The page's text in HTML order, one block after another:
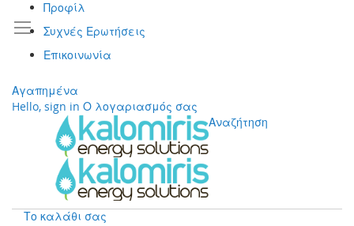
Προφίλ
Συχνές Ερωτήσεις
Επικοινωνία
Αγαπημένα
Hello, sign in Ο λογαριασμός σας
Αναζήτηση
Το καλάθι σας